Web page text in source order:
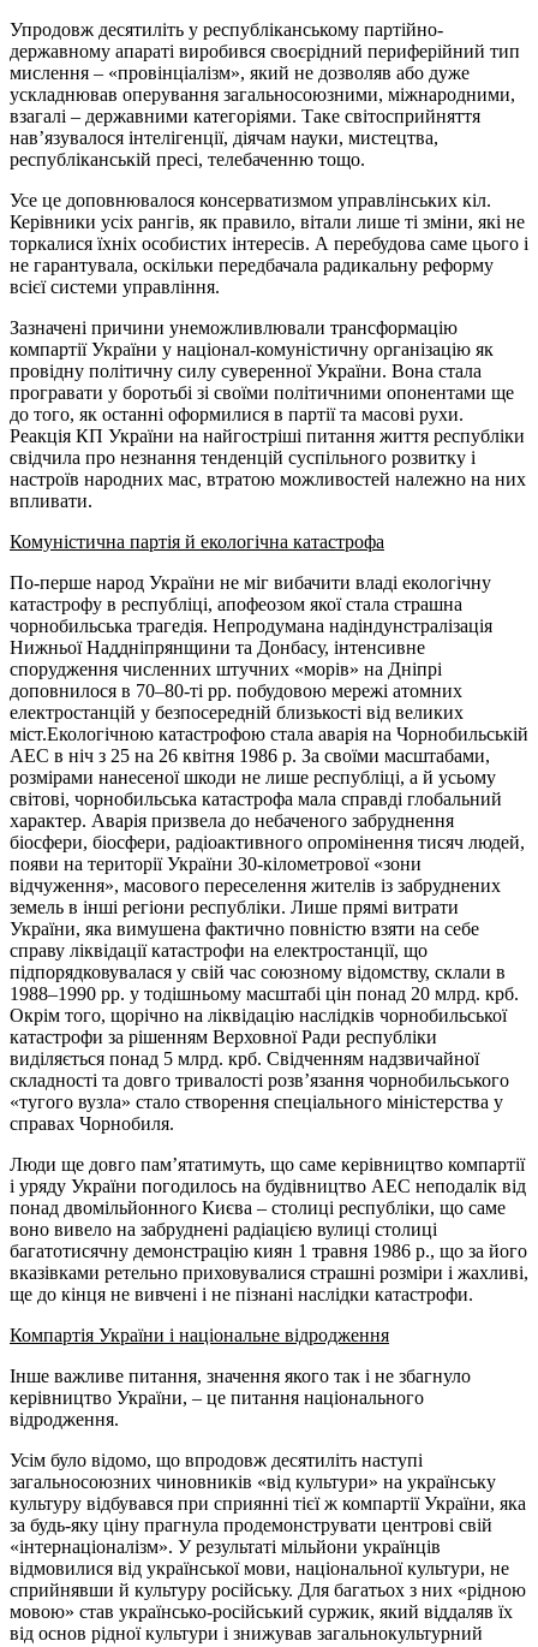
Упродовж десятиліть у республіканському партійно-
державному апараті виробився своєрідний периферійний тип
мислення – «провінціалізм», який не дозволяв або дуже
ускладнював оперування загальносоюзними, міжнародними,
взагалі – державними категоріями. Таке світосприйняття
нав’язувалося інтелігенції, діячам науки, мистецтва,
республіканській пресі, телебаченню тощо.
Усе це доповнювалося консерватизмом управлінських кіл.
Керівники усіх рангів, як правило, вітали лише ті зміни, які не
торкалися їхніх особистих інтересів. А перебудова саме цього і
не гарантувала, оскільки передбачала радикальну реформу
всієї системи управління.
Зазначені причини унеможливлювали трансформацію
компартії України у націонал-комуністичну організацію як
провідну політичну силу суверенної України. Вона стала
програвати у боротьбі зі своїми політичними опонентами ще
до того, як останні оформилися в партії та масові рухи.
Реакція КП України на найгостріші питання життя республіки
свідчила про незнання тенденцій суспільного розвитку і
настроїв народних мас, втратою можливостей належно на них
впливати.
Комуністична партія й екологічна катастрофа
По-перше народ України не міг вибачити владі екологічну
катастрофу в республіці, апофеозом якої стала страшна
чорнобильська трагедія. Непродумана надіндунстралізація
Нижньої Наддніпрянщини та Донбасу, інтенсивне
спорудження численних штучних «морів» на Дніпрі
доповнилося в 70–80-ті рр. побудовою мережі атомних
електростанцій у безпосередній близькості від великих
міст.Екологічною катастрофою стала аварія на Чорнобильській
АЕС в ніч з 25 на 26 квітня 1986 р. За своїми масштабами,
розмірами нанесеної шкоди не лише республіці, а й усьому
світові, чорнобильська катастрофа мала справді глобальний
характер. Аварія призвела до небаченого забруднення
біосфери, біосфери, радіоактивного опромінення тисяч людей,
появи на території України 30-кілометрової «зони
відчуження», масового переселення жителів із забруднених
земель в інші регіони республіки. Лише прямі витрати
України, яка вимушена фактично повністю взяти на себе
справу ліквідації катастрофи на електростанції, що
підпорядковувалася у свій час союзному відомству, склали в
1988–1990 рр. у тодішньому масштабі цін понад 20 млрд. крб.
Окрім того, щорічно на ліквідацію наслідків чорнобильської
катастрофи за рішенням Верховної Ради республіки
виділяється понад 5 млрд. крб. Свідченням надзвичайної
складності та довго тривалості розв’язання чорнобильського
«тугого вузла» стало створення спеціального міністерства у
справах Чорнобиля.
Люди ще довго пам’ятатимуть, що саме керівництво компартії
і уряду України погодилось на будівництво АЕС неподалік від
понад двомільйонного Києва – столиці республіки, що саме
воно вивело на забруднені радіацією вулиці столиці
багатотисячну демонстрацію киян 1 травня 1986 р., що за його
вказівками ретельно приховувалися страшні розміри і жахливі,
ще до кінця не вивчені і не пізнані наслідки катастрофи.
Компартія України і національне відродження
Інше важливе питання, значення якого так і не збагнуло
керівництво України, – це питання національного
відродження.
Усім було відомо, що впродовж десятиліть наступі
загальносоюзних чиновників «від культури» на українську
культуру відбувався при сприянні тієї ж компартії України, яка
за будь-яку ціну прагнула продемонструвати центрові свій
«інтернаціоналізм». У результаті мільйони українців
відмовилися від української мови, національної культури, не
сприйнявши й культуру російську. Для багатьох з них «рідною
мовою» став українсько-російський суржик, який віддаляв їх
від основ рідної культури і знижував загальнокультурний